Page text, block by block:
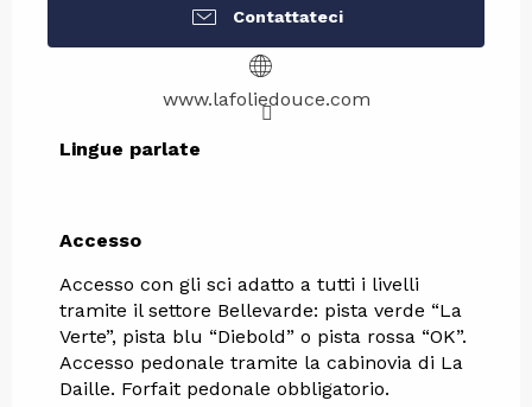
Contattateci
www.lafoliedouce.com
Lingue parlate
Lingue parlate
Accesso
Accesso
Accesso con gli sci adatto a tutti i livelli
tramite il settore Bellevarde: pista verde “La
Verte”, pista blu “Diebold” o pista rossa “OK”.
Accesso pedonale tramite la cabinovia di La
Daille. Forfait pedonale obbligatorio.